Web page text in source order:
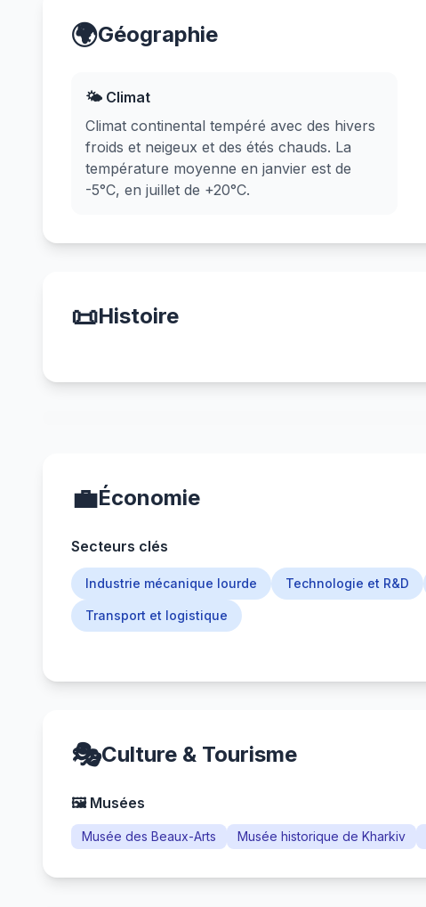
🌍Géographie
🌤️ Climat
Climat continental tempéré avec des hivers
froids et neigeux et des étés chauds. La
température moyenne en janvier est de
-5°C, en juillet de +20°C.
📜Histoire
💼Économie
Secteurs clés
Industrie mécanique lourde Technologie et R&D
Transport et logistique
🎭Culture & Tourisme
🖼️ Musées
Musée des Beaux-Arts Musée historique de Kharkiv